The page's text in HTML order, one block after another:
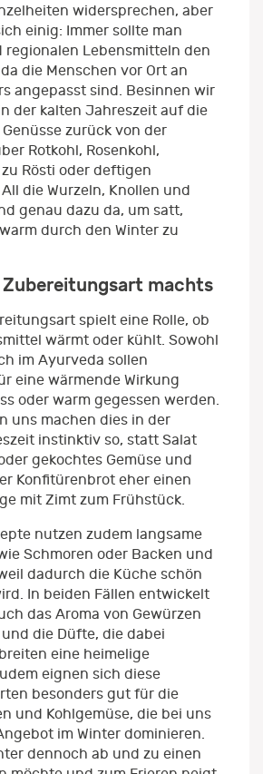
widersprechen, aber
einig: Immer sollte man
regionalen Lebensmitteln den
die Menschen vor Ort an
angepasst sind. Besinnen wir
der kalten Jahreszeit auf die
zurück von der
Rotkohl, Rosenkohl,
Rösti oder deftigen
die Wurzeln, Knollen und
genau dazu da, um satt,
durch den Winter zu
Zubereitungsart machts
spielt eine Rolle, ob
wärmt oder kühlt. Sowohl
im Ayurveda sollen
eine wärmende Wirkung
oder warm gegessen werden.
uns machen dies in der
instinktiv so, statt Salat
gekochtes Gemüse und
Konfitürenbrot eher einen
mit Zimt zum Frühstück.
nutzen zudem langsame
Schmoren oder Backen und
dadurch die Küche schön
In beiden Fällen entwickelt
das Aroma von Gewürzen
die Düfte, die dabei
eine heimelige
eignen sich diese
besonders gut für die
und Kohlgemüse, die bei uns
im Winter dominieren.
dennoch ab und zu einen